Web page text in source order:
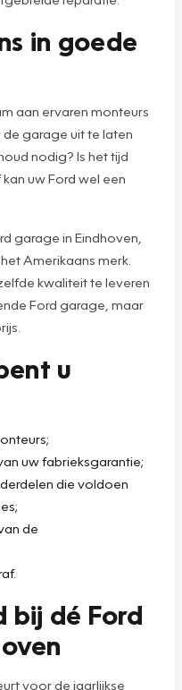
in goede
aan ervaren monteurs
de garage uit te laten
nodig? Is het tijd
uw Ford wel een
garage in Eindhoven,
Amerikaans merk.
kwaliteit te leveren
Ford garage, maar
u
uw fabrieksgarantie;
die voldoen
de
bij dé Ford
voor de jaarlijkse